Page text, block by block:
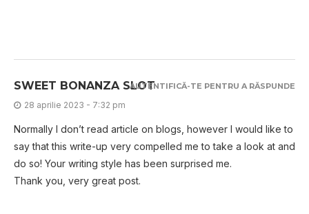
SWEET BONANZA SLOT
28 aprilie 2023 - 7:32 pm
Normally I don’t read article on blogs, however I would like to
say that this write-up very compelled me to take a look at and
do so! Your writing style has been surprised me.
Thank you, very great post.
AUTENTIFICĂ-TE PENTRU A RĂSPUNDE